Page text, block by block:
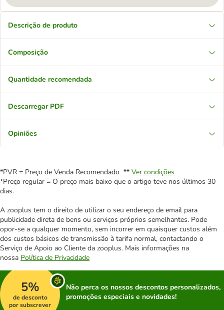
Descrição de produto
Composição
Quantidade recomendada
Descarregar PDF
Opiniões
*PVR = Preço de Venda Recomendado ** Ver condições
*Preço regular = O preço mais baixo que o artigo teve nos últimos 30
dias.
A zooplus tem o direito de utilizar o seu endereço de email para
publicidade direta de bens ou serviços próprios semelhantes. Pode
opor-se a qualquer momento, sem incorrer em quaisquer custos além
dos custos básicos de transmissão à tarifa normal, contactando o
Serviço de Apoio ao Cliente da zooplus. Mais informações na
nossa Política de Privacidade
5%
de desconto
por subscrever
Não perca os nossos descontos personalizados,
promoções especiais e novidades!